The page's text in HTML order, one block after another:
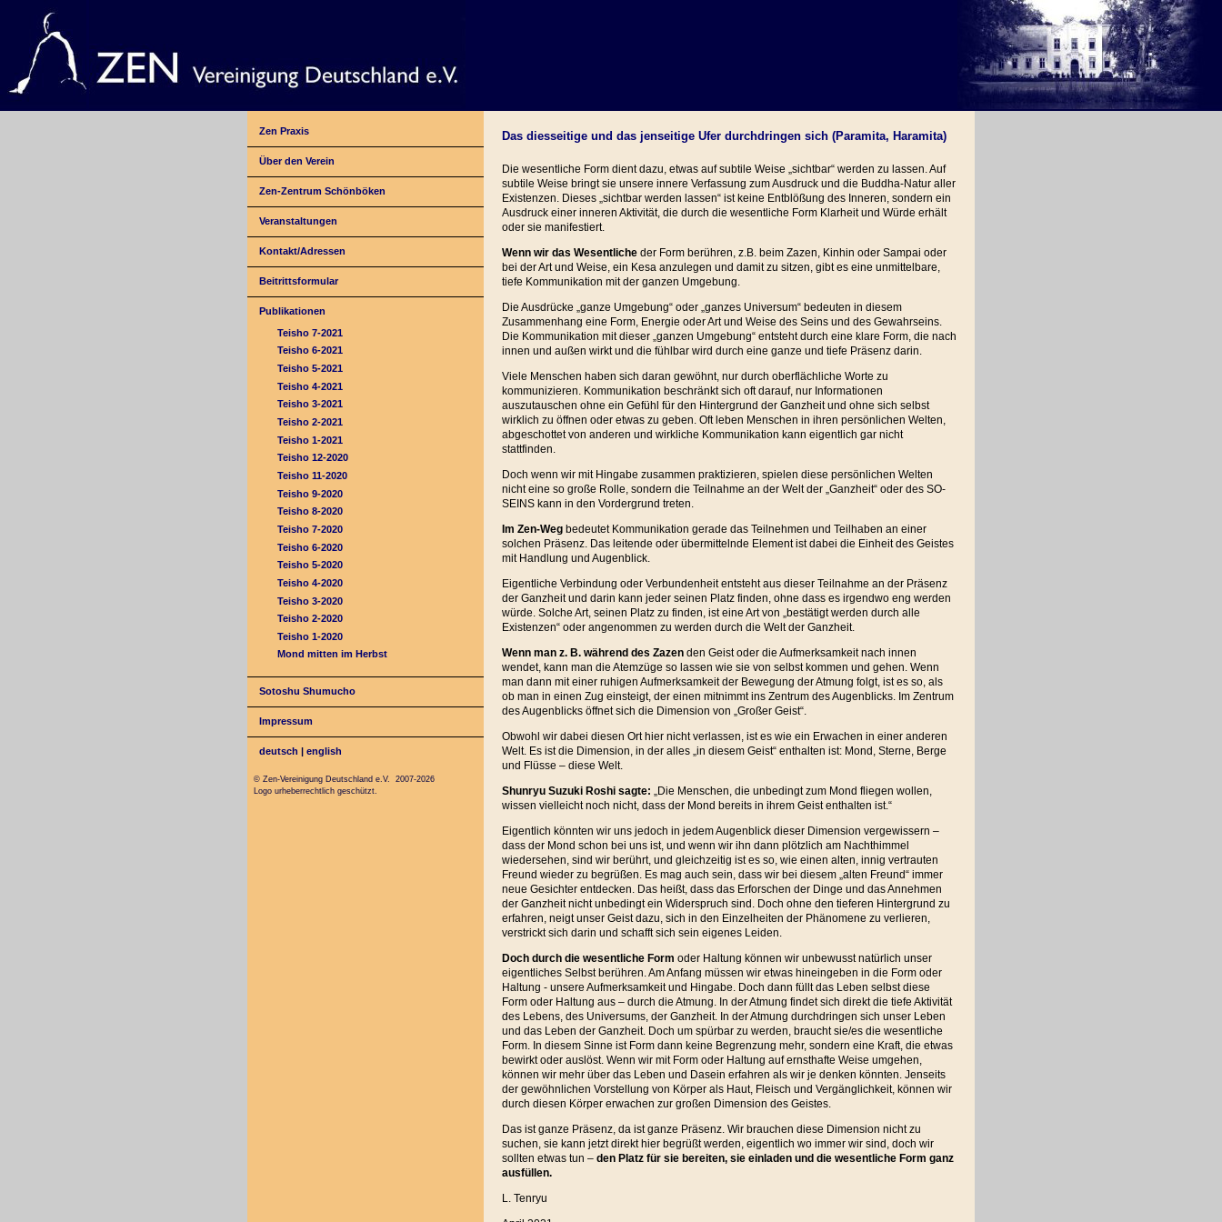
Zen Praxis
Über den Verein
Zen-Zentrum Schönböken
Veranstaltungen
Kontakt/Adressen
Beitrittsformular
Publikationen
Teisho 7-2021
Teisho 6-2021
Teisho 5-2021
Teisho 4-2021
Teisho 3-2021
Teisho 2-2021
Teisho 1-2021
Teisho 12-2020
Teisho 11-2020
Teisho 9-2020
Teisho 8-2020
Teisho 7-2020
Teisho 6-2020
Teisho 5-2020
Teisho 4-2020
Teisho 3-2020
Teisho 2-2020
Teisho 1-2020
Mond mitten im Herbst
Sotoshu Shumucho
Impressum
deutsch |english
Das diesseitige und das jenseitige Ufer durchdringen sich (Paramita, Haramita)
Die wesentliche Form dient dazu, etwas auf subtile Weise „sichtbar“ werden zu lassen. Auf
subtile Weise bringt sie unsere innere Verfassung zum Ausdruck und die Buddha-Natur aller
Existenzen. Dieses „sichtbar werden lassen“ ist keine Entblößung des Inneren, sondern ein
Ausdruck einer inneren Aktivität, die durch die wesentliche Form Klarheit und Würde erhält
oder sie manifestiert.
Wenn wir das Wesentliche der Form berühren, z.B. beim Zazen, Kinhin oder Sampai oder
bei der Art und Weise, ein Kesa anzulegen und damit zu sitzen, gibt es eine unmittelbare,
tiefe Kommunikation mit der ganzen Umgebung.
Die Ausdrücke „ganze Umgebung“ oder „ganzes Universum“ bedeuten in diesem
Zusammenhang eine Form, Energie oder Art und Weise des Seins und des Gewahrseins.
Die Kommunikation mit dieser „ganzen Umgebung“ entsteht durch eine klare Form, die nach
innen und außen wirkt und die fühlbar wird durch eine ganze und tiefe Präsenz darin.
Viele Menschen haben sich daran gewöhnt, nur durch oberflächliche Worte zu
kommunizieren. Kommunikation beschränkt sich oft darauf, nur Informationen
auszutauschen ohne ein Gefühl für den Hintergrund der Ganzheit und ohne sich selbst
wirklich zu öffnen oder etwas zu geben. Oft leben Menschen in ihren persönlichen Welten,
abgeschottet von anderen und wirkliche Kommunikation kann eigentlich gar nicht
stattfinden.
Doch wenn wir mit Hingabe zusammen praktizieren, spielen diese persönlichen Welten
nicht eine so große Rolle, sondern die Teilnahme an der Welt der „Ganzheit“ oder des SO-
SEINS kann in den Vordergrund treten.
Im Zen-Weg bedeutet Kommunikation gerade das Teilnehmen und Teilhaben an einer
solchen Präsenz. Das leitende oder übermittelnde Element ist dabei die Einheit des Geistes
mit Handlung und Augenblick.
Eigentliche Verbindung oder Verbundenheit entsteht aus dieser Teilnahme an der Präsenz
der Ganzheit und darin kann jeder seinen Platz finden, ohne dass es irgendwo eng werden
würde. Solche Art, seinen Platz zu finden, ist eine Art von „bestätigt werden durch alle
Existenzen“ oder angenommen zu werden durch die Welt der Ganzheit.
Wenn man z. B. während des Zazen den Geist oder die Aufmerksamkeit nach innen
wendet, kann man die Atemzüge so lassen wie sie von selbst kommen und gehen. Wenn
man dann mit einer ruhigen Aufmerksamkeit der Bewegung der Atmung folgt, ist es so, als
ob man in einen Zug einsteigt, der einen mitnimmt ins Zentrum des Augenblicks. Im Zentrum
des Augenblicks öffnet sich die Dimension von „Großer Geist“.
Obwohl wir dabei diesen Ort hier nicht verlassen, ist es wie ein Erwachen in einer anderen
Welt. Es ist die Dimension, in der alles „in diesem Geist“ enthalten ist: Mond, Sterne, Berge
und Flüsse – diese Welt.
Shunryu Suzuki Roshi sagte: „Die Menschen, die unbedingt zum Mond fliegen wollen,
wissen vielleicht noch nicht, dass der Mond bereits in ihrem Geist enthalten ist.“
Eigentlich könnten wir uns jedoch in jedem Augenblick dieser Dimension vergewissern –
dass der Mond schon bei uns ist, und wenn wir ihn dann plötzlich am Nachthimmel
wiedersehen, sind wir berührt, und gleichzeitig ist es so, wie einen alten, innig vertrauten
Freund wieder zu begrüßen. Es mag auch sein, dass wir bei diesem „alten Freund“ immer
neue Gesichter entdecken. Das heißt, dass das Erforschen der Dinge und das Annehmen
der Ganzheit nicht unbedingt ein Widerspruch sind. Doch ohne den tieferen Hintergrund zu
erfahren, neigt unser Geist dazu, sich in den Einzelheiten der Phänomene zu verlieren,
verstrickt sich darin und schafft sich sein eigenes Leiden.
Doch durch die wesentliche Form oder Haltung können wir unbewusst natürlich unser
eigentliches Selbst berühren. Am Anfang müssen wir etwas hineingeben in die Form oder
Haltung - unsere Aufmerksamkeit und Hingabe. Doch dann füllt das Leben selbst diese
Form oder Haltung aus – durch die Atmung. In der Atmung findet sich direkt die tiefe Aktivität
des Lebens, des Universums, der Ganzheit. In der Atmung durchdringen sich unser Leben
und das Leben der Ganzheit. Doch um spürbar zu werden, braucht sie/es die wesentliche
Form. In diesem Sinne ist Form dann keine Begrenzung mehr, sondern eine Kraft, die etwas
bewirkt oder auslöst. Wenn wir mit Form oder Haltung auf ernsthafte Weise umgehen,
können wir mehr über das Leben und Dasein erfahren als wir je denken könnten. Jenseits
der gewöhnlichen Vorstellung von Körper als Haut, Fleisch und Vergänglichkeit, können wir
durch diesen Körper erwachen zur großen Dimension des Geistes.
Das ist ganze Präsenz, da ist ganze Präsenz. Wir brauchen diese Dimension nicht zu
suchen, sie kann jetzt direkt hier begrüßt werden, eigentlich wo immer wir sind, doch wir
sollten etwas tun – den Platz für sie bereiten, sie einladen und die wesentliche Form ganz
ausfüllen.
L. Tenryu
© Zen-Vereinigung Deutschland e.V. 2007-2026
Logo urheberrechtlich geschützt.